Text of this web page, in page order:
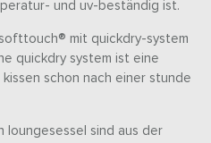
und uv-beständig ist.
mit quickdry-system
quickdry system ist eine
schon nach einer stunde
loungesessel sind aus der